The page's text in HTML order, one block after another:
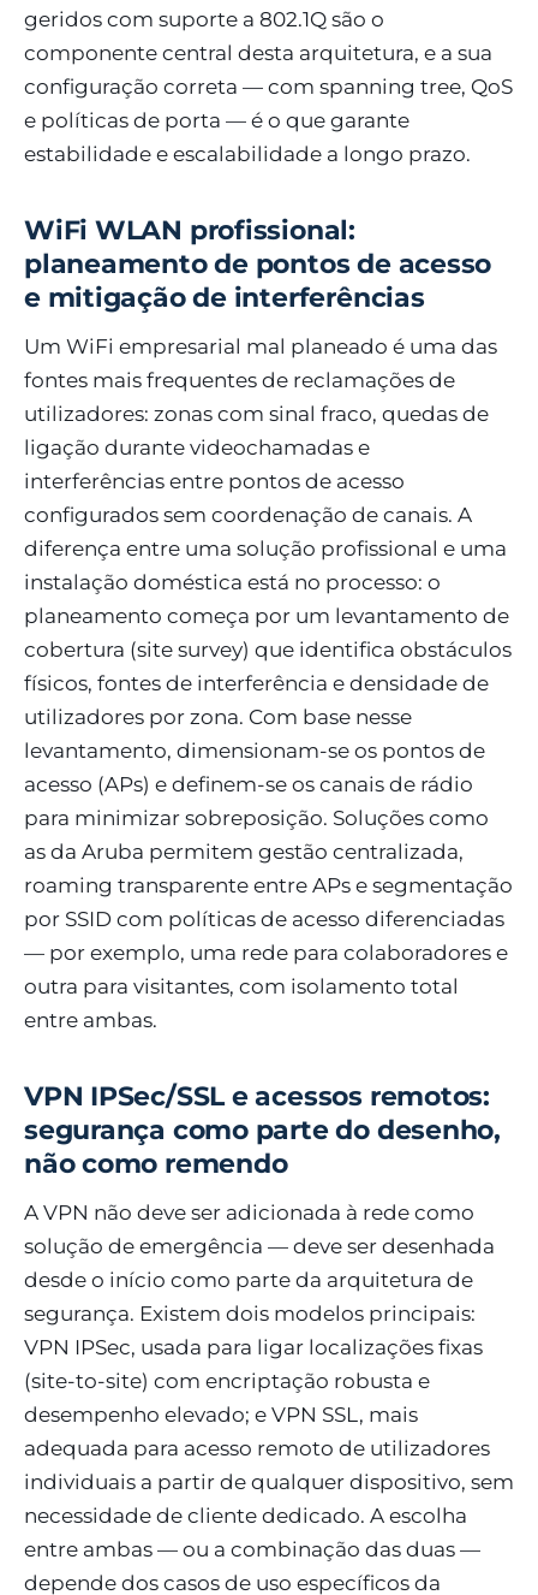
geridos com suporte a 802.1Q são o
componente central desta arquitetura, e a sua
configuração correta — com spanning tree, QoS
e políticas de porta — é o que garante
estabilidade e escalabilidade a longo prazo.
WiFi WLAN profissional:
planeamento de pontos de acesso
e mitigação de interferências
Um WiFi empresarial mal planeado é uma das
fontes mais frequentes de reclamações de
utilizadores: zonas com sinal fraco, quedas de
ligação durante videochamadas e
interferências entre pontos de acesso
configurados sem coordenação de canais. A
diferença entre uma solução profissional e uma
instalação doméstica está no processo: o
planeamento começa por um levantamento de
cobertura (site survey) que identifica obstáculos
físicos, fontes de interferência e densidade de
utilizadores por zona. Com base nesse
levantamento, dimensionam-se os pontos de
acesso (APs) e definem-se os canais de rádio
para minimizar sobreposição. Soluções como
as da Aruba permitem gestão centralizada,
roaming transparente entre APs e segmentação
por SSID com políticas de acesso diferenciadas
— por exemplo, uma rede para colaboradores e
outra para visitantes, com isolamento total
entre ambas.
VPN IPSec/SSL e acessos remotos:
segurança como parte do desenho,
não como remendo
A VPN não deve ser adicionada à rede como
solução de emergência — deve ser desenhada
desde o início como parte da arquitetura de
segurança. Existem dois modelos principais:
VPN IPSec, usada para ligar localizações fixas
(site-to-site) com encriptação robusta e
desempenho elevado; e VPN SSL, mais
adequada para acesso remoto de utilizadores
individuais a partir de qualquer dispositivo, sem
necessidade de cliente dedicado. A escolha
entre ambas — ou a combinação das duas —
depende dos casos de uso específicos da